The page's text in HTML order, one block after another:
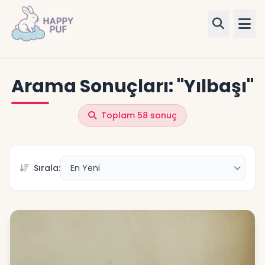
Kategoriler
✨ Kişiye Özel
Giriş Yap
Arama Sonuçları: "Yılbaşı"
Toplam 58 sonuç
Sırala: